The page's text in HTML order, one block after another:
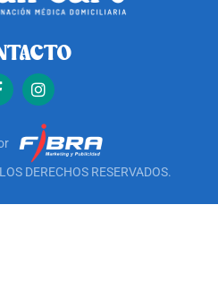
DERECHOS RESERVADOS.